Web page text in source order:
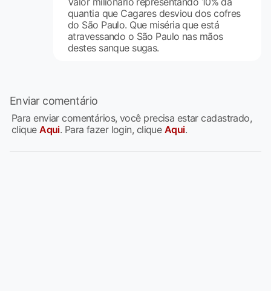
quantia que Cagares desviou dos cofres
do São Paulo. Que miséria que está
atravessando o São Paulo nas mãos
destes sanque sugas.
Enviar comentário
Para enviar comentários, você precisa estar cadastrado,
cliqueAqui. Para fazer login, clique Aqui.